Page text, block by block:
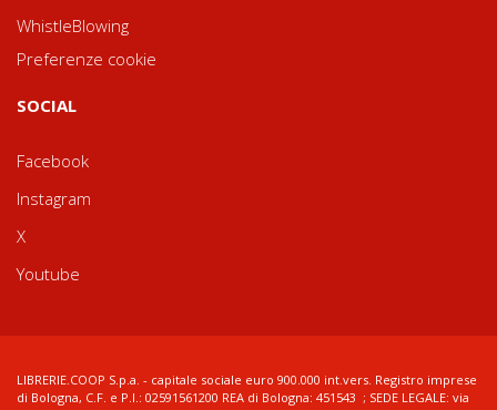
WhistleBlowing
Preferenze cookie
SOCIAL
Facebook
Instagram
X
Youtube
LIBRERIE.COOP S.p.a. - capitale sociale euro 900.000 int.vers. Registro imprese
di Bologna, C.F. e P.I.: 02591561200 REA di Bologna: 451543 ; SEDE LEGALE: via